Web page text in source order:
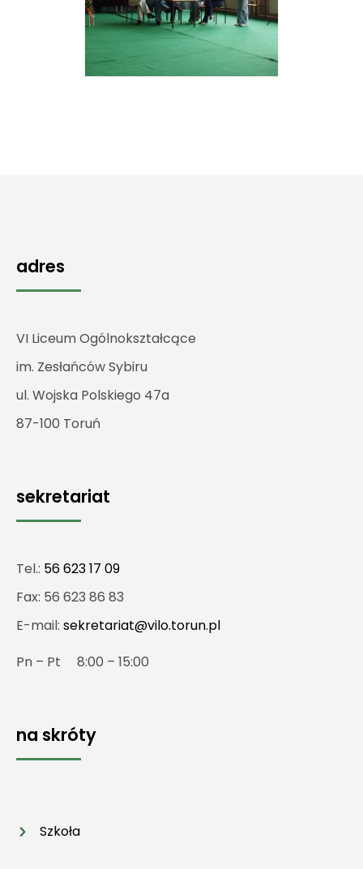
adres
VI Liceum Ogólnokształcące
im. Zesłańców Sybiru
ul. Wojska Polskiego 47a
87-100 Toruń
sekretariat
Tel.: 56 623 17 09
Fax: 56 623 86 83
E-mail: sekretariat@vilo.torun.pl
Pn – Pt 8:00 – 15:00
na skróty
Szkoła